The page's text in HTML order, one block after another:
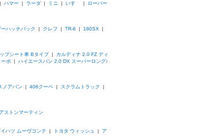
ハマー | ラーダ | ミニ | いすゞ | ローバー
ーハッチバック | クレフ | TR-6 | 180SX |
プシート車 Bタイプ| カルディナ 2.0 FZ ディ
ーボ | ハイエースバン 2.0 DX スーパーロングボ
ノアバン | 406クーペ | スクラムトラック |
アストンマーティン
イハツ ムーヴコンテ | トヨタ ウィッシュ | ア